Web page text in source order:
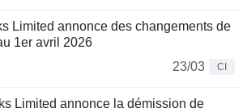
Limited annonce des changements de
1er avril 2026
23/03
CI
Limited annonce la démission de